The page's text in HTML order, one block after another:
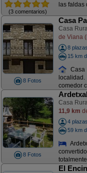
(3 comentarios)
las faldas
8 Fotos
Casa
Casa
de Viana
8 plazas
15 km
comedor
8 Fotos
Ardetxal
Casa
11,9 km
4 plazas
59 km
El